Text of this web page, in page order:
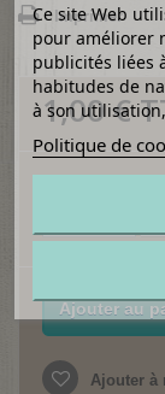
Imprimer
1,00 €
Ajouter au
Ajouter à
Ce site Web
pour améliorer
publicités liées
habitudes de
à son
Politique de